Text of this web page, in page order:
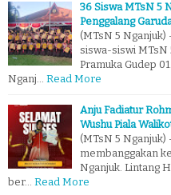
36 Siswa MTsN 5
Penggalang
(MTsN 5 Nganjuk)
siswa-siswi MTsN
Pramuka Gudep
Nganj… Read More
Anju Fadiatur
Wushu Piala
(MTsN 5 Nganjuk)
membanggakan
Nganjuk. Lintang
ber… Read More